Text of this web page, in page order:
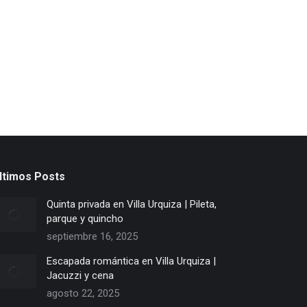
Posts
Quinta privada en Villa Urquiza | Pileta,
parque y quincho
septiembre 16, 2025
Escapada romántica en Villa Urquiza |
Jacuzzi y cena
agosto 22, 2025